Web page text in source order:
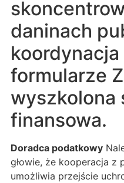
daninach
formularze
wyszkolona
finansowa.
Doradca podatkowy
głowie, że kooperacja z
umożliwia przejście